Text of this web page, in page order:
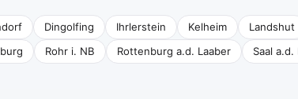
Dingolfing Ihrlerstein Kelheim Landshut
Rohr i. NB Rottenburg a.d. Laaber Saal a.d.